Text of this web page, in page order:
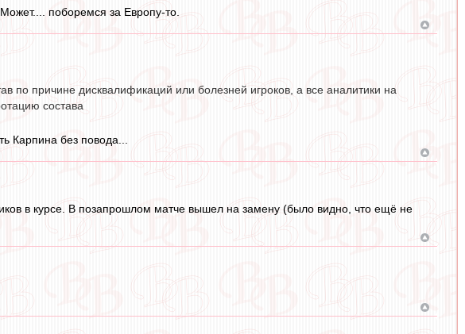
поборемся за Европу-то.
по причине дисквалификаций или болезней игроков, а все аналитики на
состава
Карпина без повода...
в курсе. В позапрошлом матче вышел на замену (было видно, что ещё не